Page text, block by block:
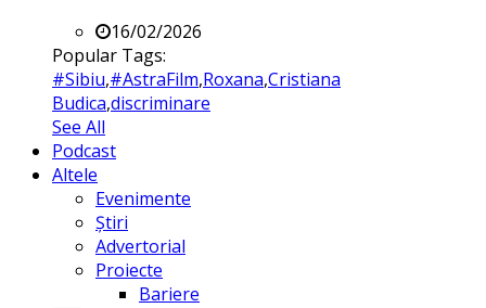
16/02/2026
Popular Tags:
#Sibiu,#AstraFilm,Roxana,Cristiana
Budica,discriminare
See All
Podcast
Altele
Evenimente
Știri
Advertorial
Proiecte
Bariere